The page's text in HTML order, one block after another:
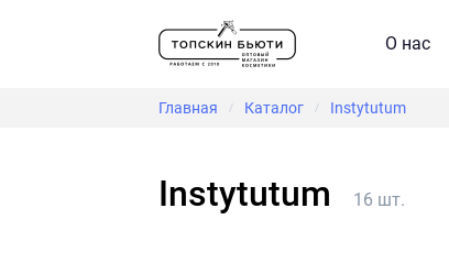
О нас
Главная / Каталог / Instytutum
Instytutum 16 шт.